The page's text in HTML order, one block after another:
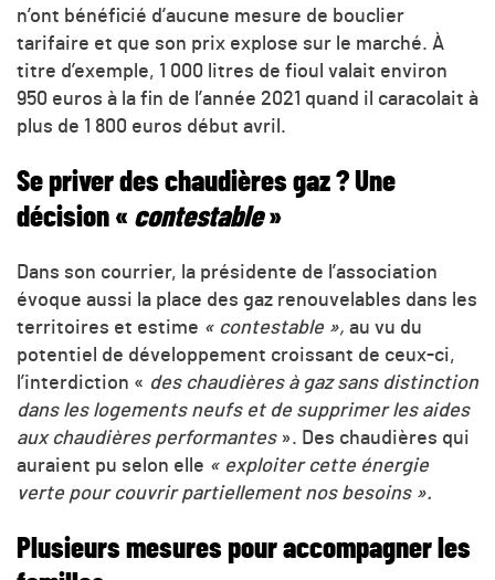
n’ont bénéficié d’aucune mesure de bouclier
tarifaire et que son prix explose sur le marché. À
titre d’exemple, 1 000 litres de fioul valait environ
950 euros à la fin de l’année 2021 quand il caracolait à
plus de 1 800 euros début avril.
Se priver des chaudières gaz ? Une
décision « contestable»
Dans son courrier, la présidente de l’association
évoque aussi la place des gaz renouvelables dans les
territoires et estime « contestable », au vu du
potentiel de développement croissant de ceux-ci,
l’interdiction « des chaudières à gaz sans distinction
dans les logements neufs et de supprimer les aides
aux chaudières performantes». Des chaudières qui
auraient pu selon elle « exploiter cette énergie
verte pour couvrir partiellement nos besoins ».
Plusieurs mesures pour accompagner les